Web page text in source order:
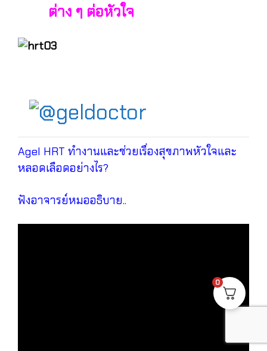
ต่าง ๆ ต่อหัวใจ
Agel HRT ทำงานและช่วยเรื่องสุขภาพหัวใจและ
หลอดเลือดอย่างไร?
ฟังอาจารย์หมออธิบาย..
0